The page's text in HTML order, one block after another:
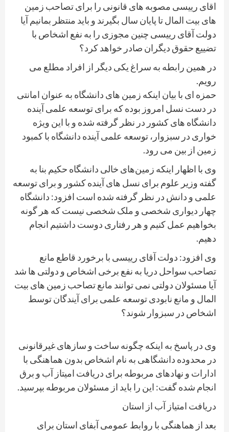
اقای رییسی مصوبه های قانونی را برای تصاحب زمین
های بیت المال تا پایان سال بگیرند و باید منتظر بمانیم آیا
دولت آقای رییسی چنین مجوزی را به نفع اشخاص با
تضییع حقوق دیگران صادر خواهد کرد؟
در همین رابطه به سراغ یکی دیگر از افراد مطلع می
رویم.
حمزه ای با بیان اینکه زمین های دانشگاه به عنوان امانتی
در دست نسل امروز بوده که برای توسعه علمی آینده
دانشگاه های کشور در نظر گرفته شده و با این ویژه
خواری در سبزوار، توسعه علمی آینده دانشگاه با کمبود
زمین از بین می رود.
وی با اظهار اینکه زمین‌های خالی دانشگاه حکیم بنا به
گفته وزیر علوم برای نسل های آینده کشور و برای توسعه
علمی و دانش در نظر گرفته شده است افزود: دانشگاه
چهار دیواری شخصی و ملک شخصی نیست که هر گونه
بخواهیم عمل کنیم و هر رفتاری دوست داشتیم انجام
دهیم.
وی افزود: دولت آقای رییسی با برخورد قاطع مانع
تصاحب سواحل دریا به نفع برخی اشخاص و دولتی ها شد
آیا مسئولان دولتی نمی توانند مانع تصاحب زمین های بیت
المال و مانع نابودی توسعه علمی برای آیندگان توسط
اشخاص در سبزوار شوند؟
وی در پاسخ به اینکه چگونه ساخت و سازهای غیرقانونی
در محدوده دانشگاهی به نام اشخاص بدون هماهنگی با
ادارات و نهادهای مربوطه برای دریافت امیتاز آب و برق
انجام شده گفت: این را باید از مسئولان مربوطه بپرسید.
دریافت امتیاز آب از استان
بعد از هماهنگی با روابط عمومی آبفای استان برای